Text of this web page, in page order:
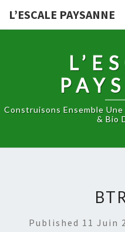
L’ESCALE PAYSANNE
Construisons Ensemble
& Bio
Published 11 Juin